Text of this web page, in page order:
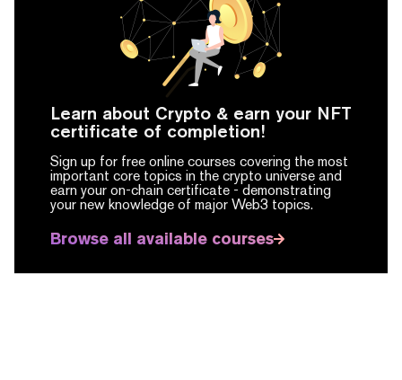
Learn about Crypto & earn your NFT
certificate of completion!
Sign up for free online courses covering the most
important core topics in the crypto universe and
earn your on-chain certificate - demonstrating
your new knowledge of major Web3 topics.
Browse all available courses